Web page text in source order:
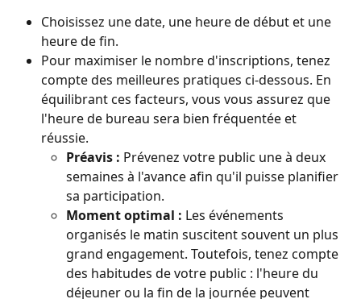
Choisissez une date, une heure de début et une
heure de fin.
Pour maximiser le nombre d'inscriptions, tenez
compte des meilleures pratiques ci-dessous. En
équilibrant ces facteurs, vous vous assurez que
l'heure de bureau sera bien fréquentée et
réussie.
Préavis : Prévenez votre public une à deux
semaines à l'avance afin qu'il puisse planifier
sa participation.
Moment optimal : Les événements
organisés le matin suscitent souvent un plus
grand engagement. Toutefois, tenez compte
des habitudes de votre public : l'heure du
déjeuner ou la fin de la journée peuvent